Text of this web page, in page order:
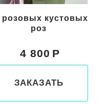
розовых кустовых
роз
4 800
ЗАКАЗАТЬ